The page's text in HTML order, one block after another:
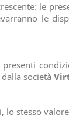
le
le
società
stesso